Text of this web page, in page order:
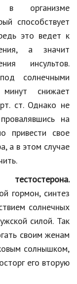
в организме
способствует
это ведет к
а значит
инсультов.
солнечными
снижает
ст. Однако не
на
привести свое
а в этом случае
гормон, синтез
солнечных
силой. Так
своим женам
солнышком,
его вторую